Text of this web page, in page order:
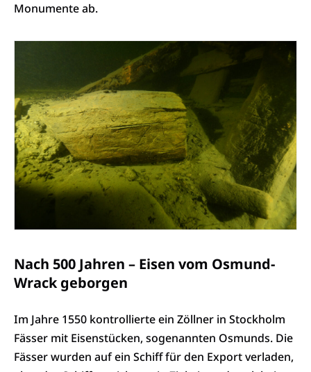
Monumente ab.
Nach 500 Jahren – Eisen vom Osmund-
Wrack geborgen
Im Jahre 1550 kontrollierte ein Zöllner in Stockholm
Fässer mit Eisenstücken, sogenannten Osmunds. Die
Fässer wurden auf ein Schiff für den Export verladen,